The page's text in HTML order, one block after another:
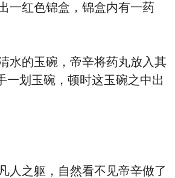
一红色锦盒，锦盒内有一药
水的玉碗，帝辛将药丸放入其
一划玉碗，顿时这玉碗之中出
之躯，自然看不见帝辛做了